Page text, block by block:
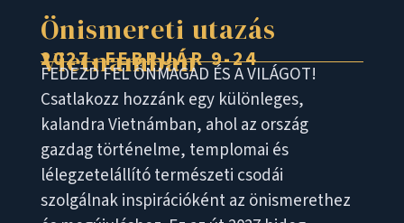
Önismereti utazás
Vietnamban
2027. FEBRUÁR 9-24
FEDEZD FEL ÖNMAGAD ÉS A VILÁGOT!
Csatlakozz hozzánk egy különleges,
kalandra Vietnámban, ahol az ország
gazdag történelme, templomai és
lélegzetelállító természeti csodái
szolgálnak inspirációként az önismerethez